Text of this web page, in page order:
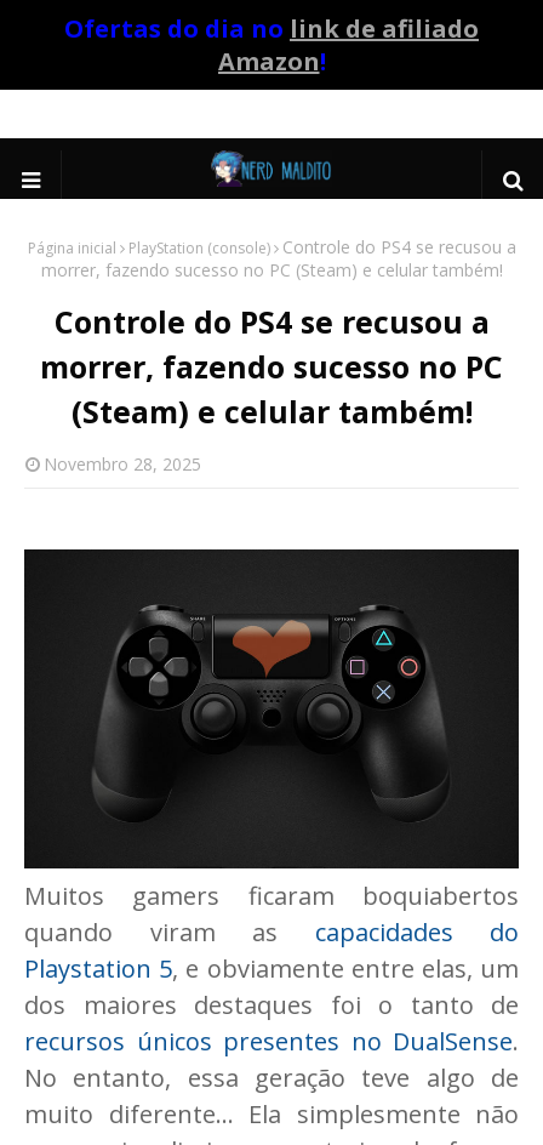
Ofertas do dia no link de afiliado
Amazon!
Página inicial PlayStation (console)
Controle do PS4 se recusou a
morrer, fazendo sucesso no PC (Steam) e celular também!
Controle do PS4 se recusou a
morrer, fazendo sucesso no PC
(Steam) e celular também!
Novembro 28, 2025
Muitos gamers ficaram boquiabertos
quando viram as capacidades do
Playstation 5, e obviamente entre elas, um
dos maiores destaques foi o tanto de
recursos únicos presentes no DualSense.
No entanto, essa geração teve algo de
muito diferente... Ela simplesmente não